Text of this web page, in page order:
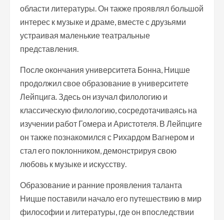
области литературы. Он также проявлял большой
интерес к музыке и драме, вместе с друзьями
устраивая маленькие театральные
представления.
После окончания университета Бонна, Ницше
продолжил свое образование в университете
Лейпцига. Здесь он изучал филологию и
классическую филологию, сосредотачиваясь на
изучении работ Гомера и Аристотеля. В Лейпциге
он также познакомился с Рихардом Вагнером и
стал его поклонником, демонстрируя свою
любовь к музыке и искусству.
Образование и ранние проявления таланта
Ницше поставили начало его путешествию в мир
философии и литературы, где он впоследствии